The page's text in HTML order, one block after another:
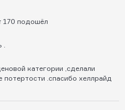
170 подошёл
категории ,сделали
потертости .спасибо хеллрайд